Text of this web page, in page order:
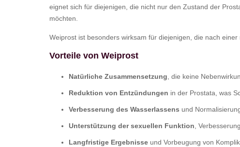
eignet sich für diejenigen, die nicht nur den Zustand der
möchten.
Weiprost ist besonders wirksam für diejenigen, die nach einer
Vorteile von Weiprost
Natürliche Zusammensetzung, die keine
Reduktion von Entzündungen in der Prostata, was
Verbesserung des Wasserlassens und
Unterstützung der sexuellen Funktion,
Langfristige Ergebnisse und Vorbeugung von